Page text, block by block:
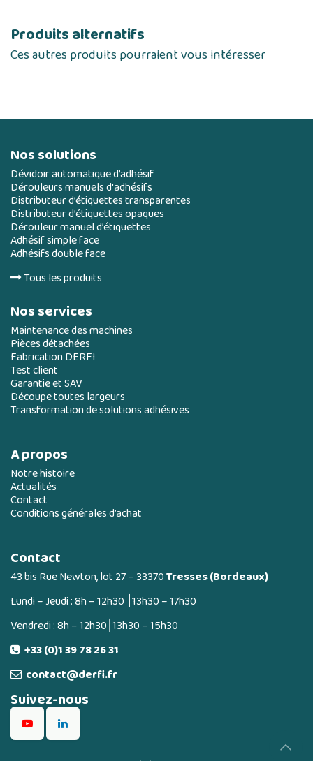
Produits alternatifs
Ces autres produits pourraient vous intéresser
Nos solutions
Dévidoir automatique d’adhésif
Dérouleurs manuels d'adhésifs
Distributeur d’étiquettes transparentes
Distributeur d’étiquettes opaques
Dérouleur manuel d’étiquettes
Adhésif simple face
Adhésifs double face
Tous les produits
Nos services
Maintenance des machines
Pièces détachées
Fabrication DERFI
Test client
Garantie et SAV
Découpe toutes largeurs
Transformation de solutions adhésives
A propos
Notre histoire
Actualités
Contact
Conditions générales d’achat
Contact
43 bis Rue Newton, lot 27 – 33370Tresses (Bordeaux)
Lundi – Jeudi : 8h – 12h30 ⎮13h30 – 17h30
Vendredi : 8h – 12h30⎮13h30 – 15h30
+33 (0)1 39 78 26 31
contact@derfi.fr
Suivez-nous